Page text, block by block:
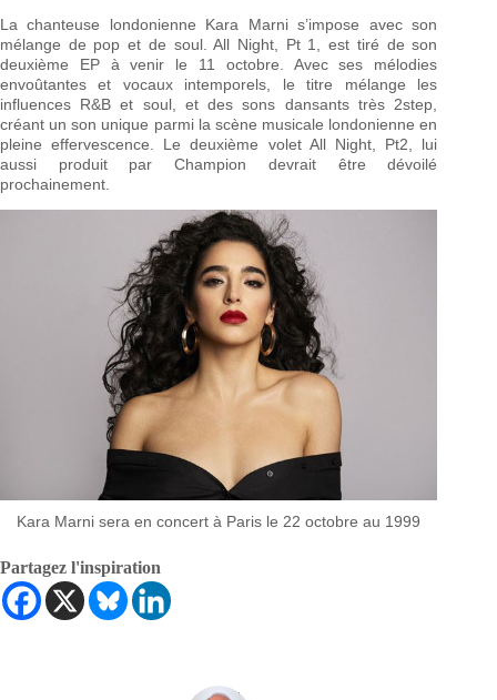
La chanteuse londonienne Kara Marni s’impose avec son
mélange de pop et de soul. All Night, Pt 1, est tiré de son
deuxième EP à venir le 11 octobre. Avec ses mélodies
envoûtantes et vocaux intemporels, le titre mélange les
influences R&B et soul, et des sons dansants très 2step,
créant un son unique parmi la scène musicale londonienne en
pleine effervescence. Le deuxième volet All Night, Pt2, lui
aussi produit par Champion devrait être dévoilé
prochainement.
Kara Marni sera en concert à Paris le 22 octobre au 1999
Partagez l'inspiration